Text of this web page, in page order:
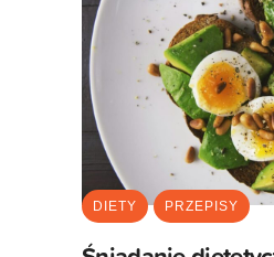
DIETY PRZEPISY